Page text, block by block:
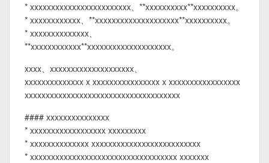
* xxxxxxxxxxxxxxxxxxxxxxxx、**xxxxxxxxxx**xxxxxxxxxx。
* xxxxxxxxxxxx、**xxxxxxxxxxxxxxxxxxxx**xxxxxxxxxx。
* xxxxxxxxxxxxxx、
**xxxxxxxxxxxx**xxxxxxxxxxxxxxxxxxxx。
xxxx、xxxxxxxxxxxxxxxxxxxx、
xxxxxxxxxxxxxx x xxxxxxxxxxxxxxxx x xxxxxxxxxxxxxxxxx
xxxxxxxxxxxxxxxxxxxxxxxxxxxxxxxxxxxxx
#### xxxxxxxxxxxxxxx
* xxxxxxxxxxxxxxxxxx xxxxxxxxx
* xxxxxxxxxxxxxx xxxxxxxxxxxxxxxxxxxxxxxxxx
* xxxxxxxxxxxxxxxxxxxxxxxxxxxxxxxxxxx xxxxxxx